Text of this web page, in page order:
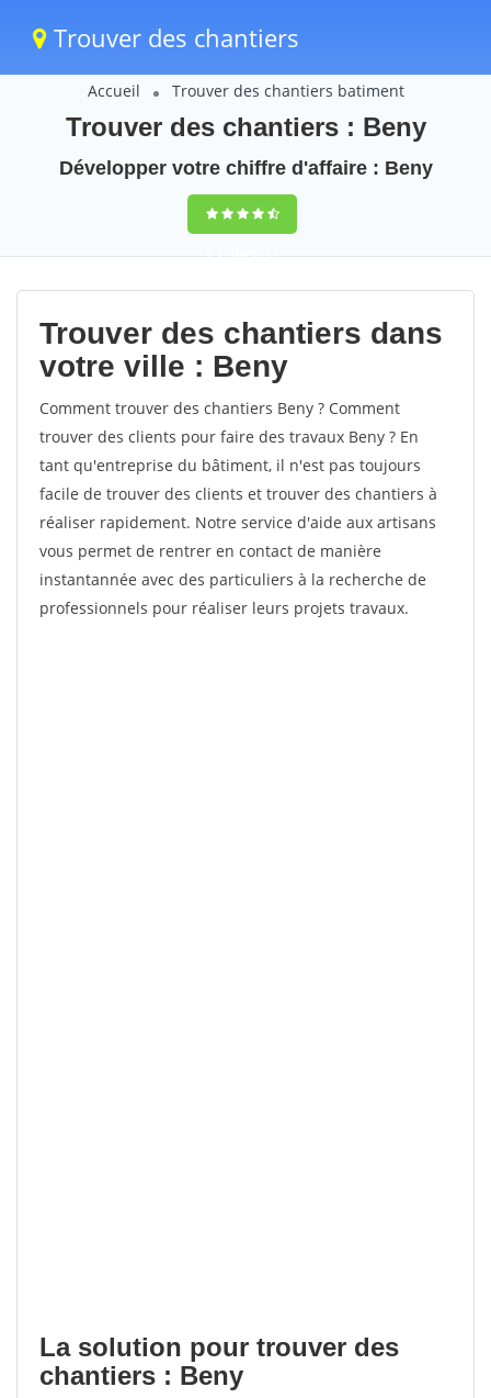
Trouver des chantiers
Accueil Trouver des chantiers batiment
Trouver des chantiers : Beny
Développer votre chiffre d'affaire : Beny
9,5(100%)37
votes
Trouver des chantiers dans
votre ville : Beny
Comment trouver des chantiers Beny ? Comment
trouver des clients pour faire des travaux Beny ? En
tant qu'entreprise du bâtiment, il n'est pas toujours
facile de trouver des clients et trouver des chantiers à
réaliser rapidement. Notre service d'aide aux artisans
vous permet de rentrer en contact de manière
instantannée avec des particuliers à la recherche de
professionnels pour réaliser leurs projets travaux.
La solution pour trouver des
chantiers : Beny